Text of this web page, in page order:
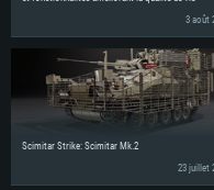
3 août
Scimitar Strike: Scimitar Mk.2
23 juillet